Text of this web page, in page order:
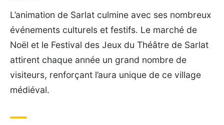
L’animation de Sarlat culmine avec ses nombreux
événements culturels et festifs. Le marché de
Noël et le Festival des Jeux du Théâtre de Sarlat
attirent chaque année un grand nombre de
visiteurs, renforçant l’aura unique de ce village
médiéval.